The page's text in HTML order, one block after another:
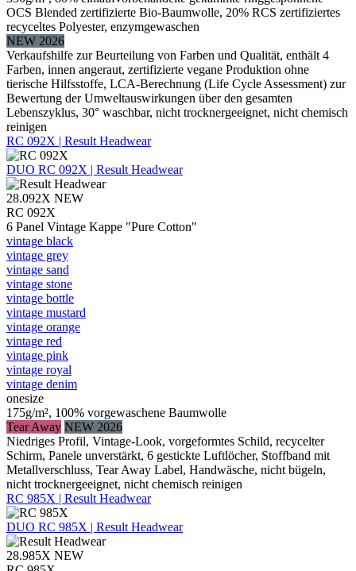
OCS Blended zertifizierte Bio-Baumwolle, 20% RCS zertifiziertes
recyceltes Polyester, enzymgewaschen
NEW 2026
Verkaufshilfe zur Beurteilung von Farben und Qualität, enthält 4
Farben, innen angeraut, zertifizierte vegane Produktion ohne
tierische Hilfsstoffe, LCA-Berechnung (Life Cycle Assessment) zur
Bewertung der Umweltauswirkungen über den gesamten
Lebenszyklus, 30° waschbar, nicht trocknergeeignet, nicht chemisch
reinigen
RC 092X | Result Headwear
DUO RC 092X | Result Headwear
28.092X NEW
RC 092X
6 Panel Vintage Kappe "Pure Cotton"
vintage black
vintage grey
vintage sand
vintage stone
vintage bottle
vintage mustard
vintage orange
vintage red
vintage pink
vintage royal
vintage denim
onesize
175g/m², 100% vorgewaschene Baumwolle
Tear Away NEW 2026
Niedriges Profil, Vintage-Look, vorgeformtes Schild, recycelter
Schirm, Panele unverstärkt, 6 gestickte Luftlöcher, Stoffband mit
Metallverschluss, Tear Away Label, Handwäsche, nicht bügeln,
nicht trocknergeeignet, nicht chemisch reinigen
RC 985X | Result Headwear
DUO RC 985X | Result Headwear
28.985X NEW